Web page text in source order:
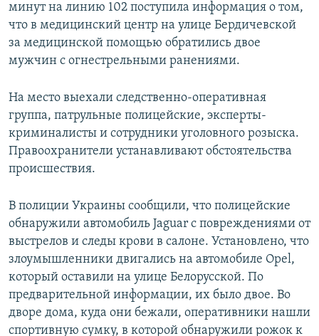
минут на линию 102 поступила информация о том,
что в медицинский центр на улице Бердичевской
за медицинской помощью обратились двое
мужчин с огнестрельными ранениями.
На место выехали следственно-оперативная
группа, патрульные полицейские, эксперты-
криминалисты и сотрудники уголовного розыска.
Правоохранители устанавливают обстоятельства
происшествия.
В полиции Украины сообщили, что полицейские
обнаружили автомобиль Jaguar с повреждениями от
выстрелов и следы крови в салоне. Установлено, что
злоумышленники двигались на автомобиле Opel,
который оставили на улице Белорусской. По
предварительной информации, их было двое. Во
дворе дома, куда они бежали, оперативники нашли
спортивную сумку, в которой обнаружили рожок к